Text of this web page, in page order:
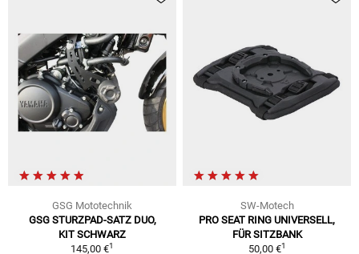
GSG Mototechnik
GSG STURZPAD-SATZ DUO,
KIT SCHWARZ
145,00 €1
SW-Motech
PRO SEAT RING UNIVERSELL,
FÜR SITZBANK
50,00 €1